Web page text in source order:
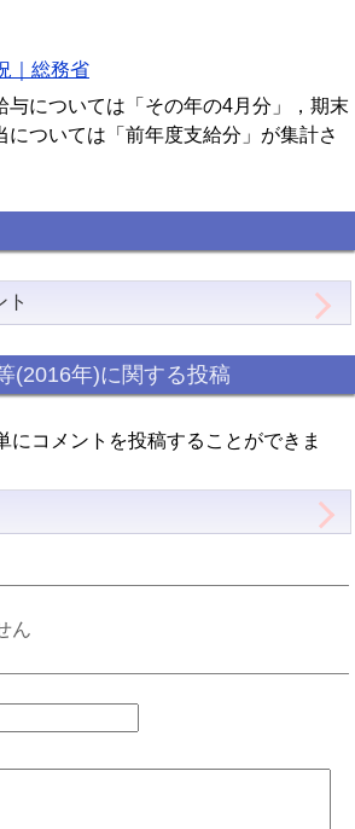
｜総務省
については「その年の4月分」，期末
については「前年度支給分」が集計さ
ト
(2016年)に関する投稿
にコメントを投稿することができま
ん